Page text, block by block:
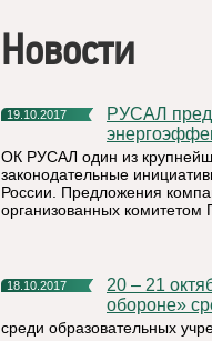
Новости
19.10.2017
РУСАЛ предложил ряд инициатив для стимулирования
ОК РУСАЛ один из
законодательные
России. Предложения
организованных комитетом
18.10.2017
20 – 21 октября 2017 года Фестиваль ВФСК «Готов к труду и
обороне»
среди образовательных